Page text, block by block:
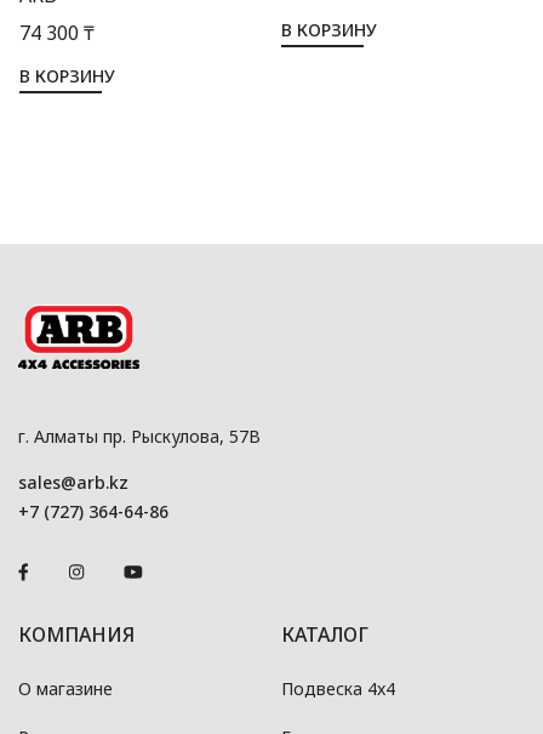
74 300 ₸
В КОРЗИНУ
В КОРЗИНУ
г. Алматы пр. Рыскулова, 57В
sales@arb.kz
+7 (727) 364-64-86
КОМПАНИЯ
О магазине
КАТАЛОГ
Подвеска 4x4